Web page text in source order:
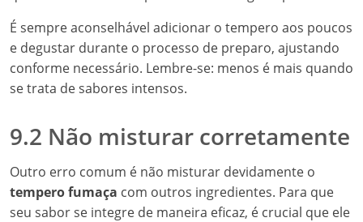
É sempre aconselhável adicionar o tempero aos poucos
e degustar durante o processo de preparo, ajustando
conforme necessário. Lembre-se: menos é mais quando
se trata de sabores intensos.
9.2 Não misturar corretamente
Outro erro comum é não misturar devidamente o
tempero fumaça com outros ingredientes. Para que
seu sabor se integre de maneira eficaz, é crucial que ele